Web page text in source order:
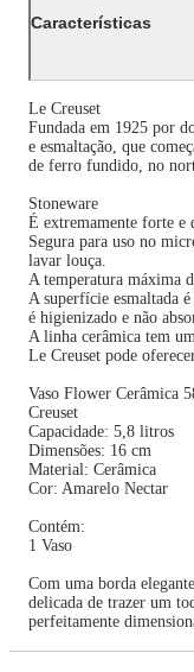
Características
Le Creuset
Fundada em 1925 por
e esmaltação, que
de ferro fundido, no
Stoneware
É extremamente forte e
Segura para uso no
lavar louça.
A temperatura máxima
A superfície esmaltada
é higienizado e não
A linha cerâmica tem
Le Creuset pode
Vaso Flower Cerâmica
Creuset
Capacidade: 5,8 litros
Dimensões: 16 cm
Material: Cerâmica
Cor: Amarelo Nectar
Contém:
1 Vaso
Com uma borda
delicada de trazer um
perfeitamente